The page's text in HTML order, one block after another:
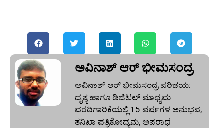
ಅವಿನಾಶ್‌ ಆರ್‌ ಭೀಮಸಂದ್ರ
ಅವಿನಾಶ್‌ ಆರ್‌ ಭೀಮಸಂದ್ರ ಪರಿಚಯ:
ದೃಶ್ಯ ಹಾಗೂ ಡಿಜಿಟಲ್ ಮಾಧ್ಯಮ
ವರದಿಗಾರಿಕೆಯಲ್ಲಿ 15 ವರ್ಷಗಳ ಅನುಭವ,
ತನಿಖಾ ಪತ್ರಿಕೋದ್ಯಮ, ಅಪರಾಧ